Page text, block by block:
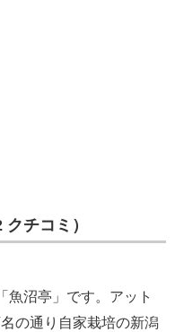
チコミ）
沼亭」です。アット
の通り自家栽培の新潟